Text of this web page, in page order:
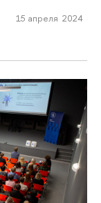
15 апреля 2024